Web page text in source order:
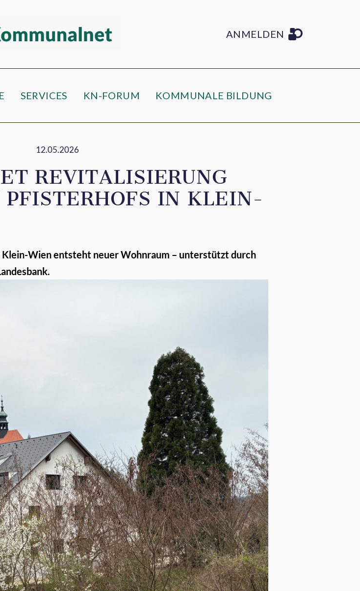
ANMELDEN
SERVICES KN-FORUM KOMMUNALE BILDUNG
12.05.2026
REVITALISIERUNG
PFISTERHOFS IN KLEIN-
Wien entsteht neuer Wohnraum – unterstützt durch